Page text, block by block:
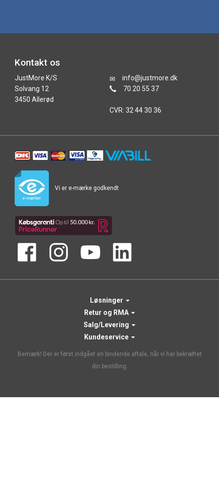
Kontakt os
JustMore K/S
Solvang 12
3450 Allerød
info@justmore.dk
70 20 55 37
CVR: 32 44 30 36
Vi er e-mærke godkendt
Løsninger
Retur og RMA
Salg/Levering
Kundeservice
Bemærk! Der er først indgået en bindende aftale, når vi har bekræftet
din bestilling.